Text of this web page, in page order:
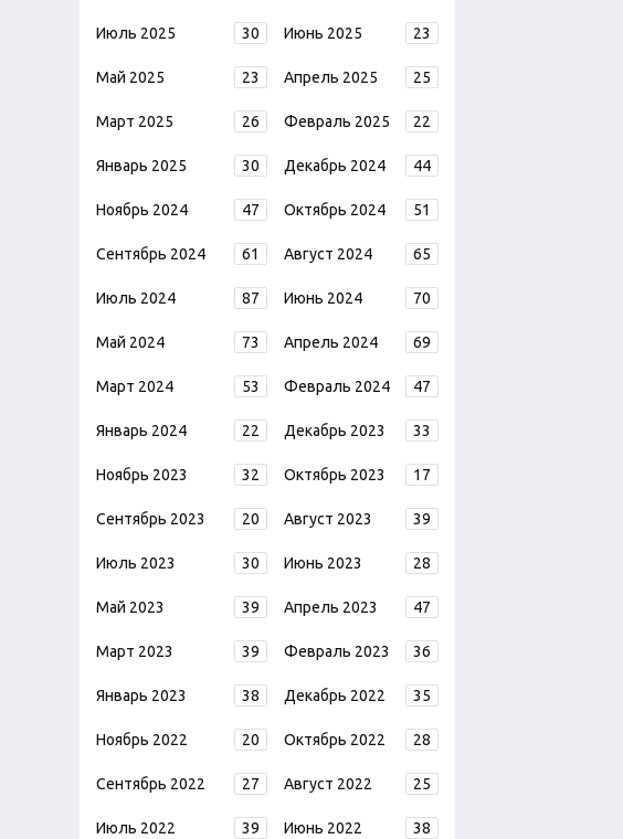
Июль 2025 30 Июнь 2025 23
Май 2025 23 Апрель 2025 25
Март 2025 26 Февраль 2025 22
Январь 2025 30 Декабрь 2024 44
Ноябрь 2024 47 Октябрь 2024 51
Сентябрь 2024 61 Август 2024 65
Июль 2024 87 Июнь 2024 70
Май 2024 73 Апрель 2024 69
Март 2024 53 Февраль 2024 47
Январь 2024 22 Декабрь 2023 33
Ноябрь 2023 32 Октябрь 2023 17
Сентябрь 2023 20 Август 2023 39
Июль 2023 30 Июнь 2023 28
Май 2023 39 Апрель 2023 47
Март 2023 39 Февраль 2023 36
Январь 2023 38 Декабрь 2022 35
Ноябрь 2022 20 Октябрь 2022 28
Сентябрь 2022 27 Август 2022 25
Июль 2022 39 Июнь 2022 38